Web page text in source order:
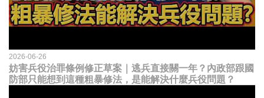
2026-06-26
妨害兵役治罪條例修正草案｜逃兵直接關一年？內政部跟國
防部只能想到這種粗暴修法，是能解決什麼兵役問題？